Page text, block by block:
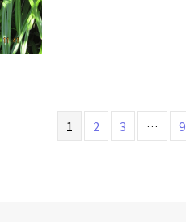
1 2 3 … 9